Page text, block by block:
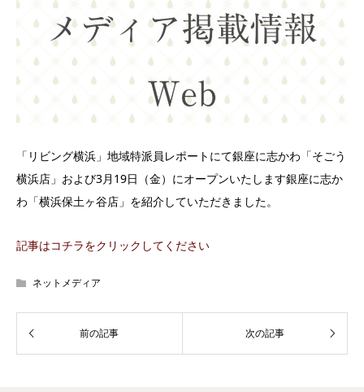
「リビング横浜」地域特派員レポートにて銀座に志かわ「そごう
横浜店」および3月19日（金）にオープンいたします銀座に志か
わ「横浜保土ヶ谷店」を紹介していただきました。
記事はコチラをクリックしてください
ネットメディア